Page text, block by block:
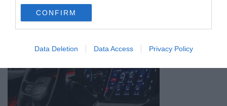
use your data for below specified purposes in below Google
consent section.
CONFIRM
Data Deletion Data Access Privacy Policy